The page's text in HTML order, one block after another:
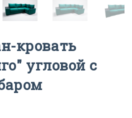
кровать
угловой с